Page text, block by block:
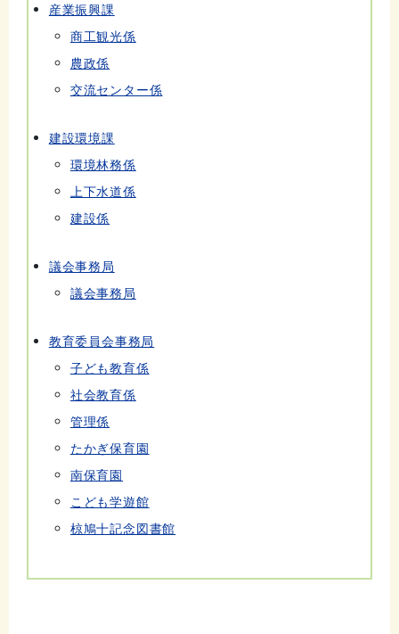
産業振興課
商工観光係
農政係
交流センター係
建設環境課
環境林務係
上下水道係
建設係
議会事務局
議会事務局
教育委員会事務局
子ども教育係
社会教育係
管理係
たかぎ保育園
南保育園
こども学遊館
椋鳩十記念図書館